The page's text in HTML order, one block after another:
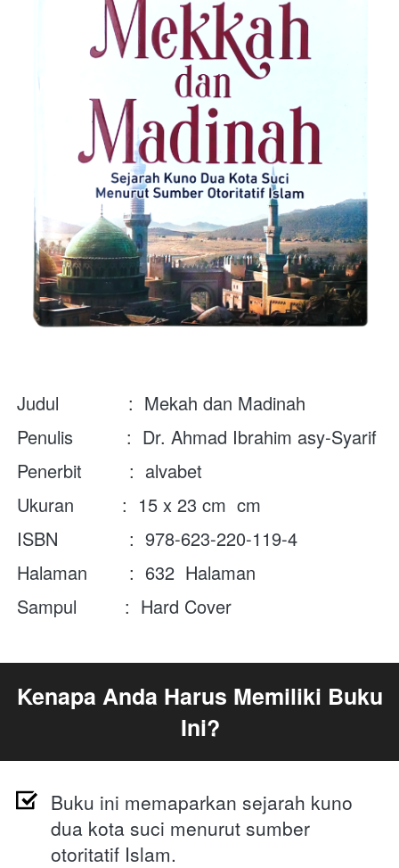
Judul             : Mekah dan Madinah
Penulis          : Dr. Ahmad Ibrahim asy-Syarif
Penerbit	     :  alvabet
Ukuran         :  15 x 23 cm
  cm
ISBN	     : 978-623-220-119-4
Halaman	     : 632
  Halaman
Sampul         :  Hard Cover
Kenapa Anda Harus Memiliki Buku
Ini?
Buku ini memaparkan sejarah kuno
dua kota suci menurut sumber
otoritatif Islam.